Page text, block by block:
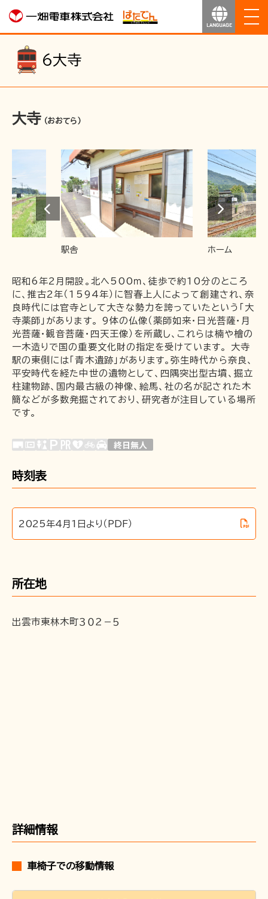
ホーム
運行のご案内
運賃のご案内
お得なきっぷ
サービス
沿線マップ
企業情報
採用情報
一畑電車の社会的責任について
一畑電車活性化協議会
一畑電車国民保護業務計画（PDF）
SDGsの取り組み
広告掲出
6大寺
大寺 （おおてら）
駅舎 ホーム
昭和6年2月開設。北へ500ｍ、徒歩で約10分のところ
に、推古2年（1594年）に智春上人によって創建され、奈
良時代には官寺として大きな勢力を誇っていたという「大
寺薬師」があります。 9体の仏像（薬師如来・日光菩薩・月
光菩薩・観音菩薩・四天王像）を所蔵し、これらは楠や檜の
一木造りで国の重要文化財の指定を受けています。 大寺
駅の東側には「青木遺跡」があります。弥生時代から奈良、
平安時代を経た中世の遺物として、四隅突出型古墳、掘立
柱建物跡、国内最古級の神像、絵馬、社の名が記された木
簡などが多数発掘されており、研究者が注目している場所
です。
時刻表
2025年4月1日より（PDF）
所在地
出雲市東林木町３０２－５
詳細情報
車椅子での移動情報